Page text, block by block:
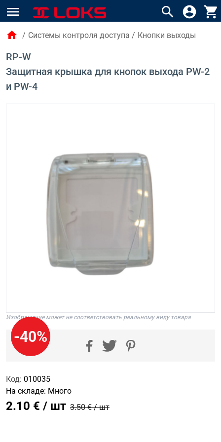
menu search account_circle shopping_cart
home / Системы контроля доступа / Кнопки выходы
RP-W
Защитная крышка для кнопок выхода PW-2
и PW-4
-40%
Изображение может не соответствовать реальному виду товара
Код: 010035
На складе: Много
2.10 € / шт 3.50 € / шт